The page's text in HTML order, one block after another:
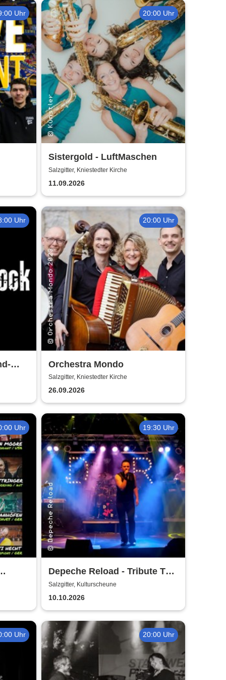
Uhr 20:00 Uhr
Sistergold - LuftMaschen
Salzgitter, Kniestedter Kirche
11.09.2026
Uhr 20:00 Uhr
Orchestra Mondo
Salzgitter, Kniestedter Kirche
26.09.2026
Uhr 19:30 Uhr
Depeche Reload - Tribute To
Depeche Mode
Salzgitter, Kulturscheune
10.10.2026
Uhr 20:00 Uhr